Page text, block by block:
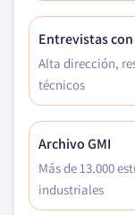
Entrevistas
Alta dirección,
técnicos
Archivo GMI
Más de 13.000
industriales